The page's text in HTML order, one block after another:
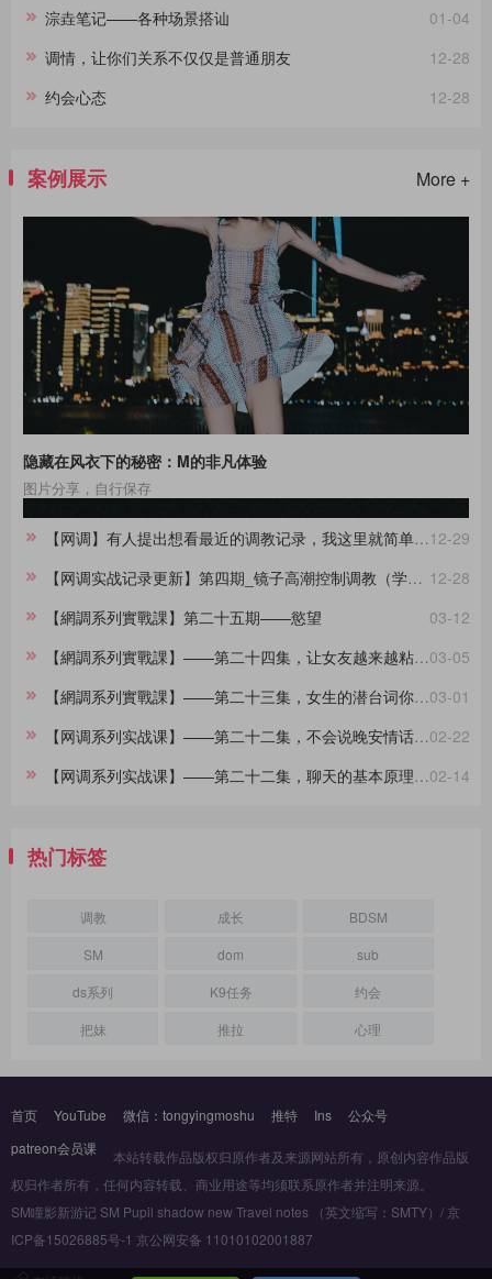
01-04
淙垚笔记——各种场景搭讪
12-28
调情，让你们关系不仅仅是普通朋友
12-28
约会心态
案例展示 More +
隐藏在风衣下的秘密：M的非凡体验
图片分享，自行保存
12-29
【网调】有人提出想看最近的调教记录，我这里就简单做一份合集。
12-28
【网调实战记录更新】第四期_镜子高潮控制调教（学员案例）
03-12
【網調系列實戰課】第二十五期——慾望
03-05
【網調系列實戰課】——第二十四集，让女友越来越粘着你的小技巧
03-01
【網調系列實戰課】——第二十三集，女生的潜台词你都懂吗？
02-22
【网调系列实战课】——第二十二集，不会说晚安情话的大直男看过来，建议收藏
02-14
【网调系列实战课】——第二十二集，聊天的基本原理，90%的人不知道
热门标签
调教 成长
BDSM
SM
dom
sub
ds系列
K9任务
约会
把妹
推拉 心理
首页 YouTube 微信：tongyingmoshu 推特 Ins
公众号
patreon会员课
本站转载作品版权归原作者及来源网站所有，原创内容作品版
权归作者所有，任何内容转载、商业用途等均须联系原作者并注明来源。
SM瞳影新游记 SM Pupil shadow new Travel notes （英文缩写：SMTY）/ 京
ICP备15026885号-1 京公网安备 11010102001887